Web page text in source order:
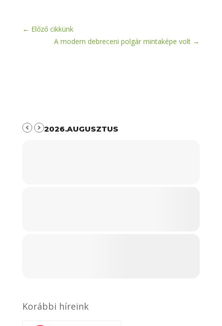
← Előző cikkünk
A modern debreceni polgár mintaképe volt →
2026.AUGUSZTUS
Korábbi híreink